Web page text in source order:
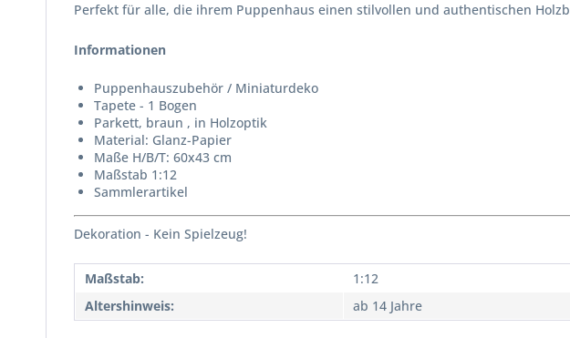
Perfekt für alle, die ihrem Puppenhaus einen stilvollen und authentischen
Informationen
Puppenhauszubehör / Miniaturdeko
Tapete - 1 Bogen
Parkett, braun , in Holzoptik
Material: Glanz-Papier
Maße H/B/T: 60x43 cm
Maßstab 1:12
Sammlerartikel
Dekoration - Kein Spielzeug!
Maßstab:
1:12
Altershinweis:
ab 14 Jahre